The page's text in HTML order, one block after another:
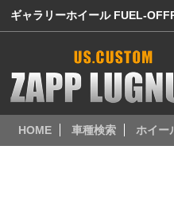
ギャラリーホイール FUEL-
HOME 車種検索 ホイー